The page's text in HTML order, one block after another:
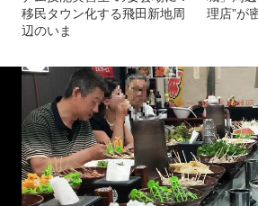
移民タウン化する飛田新地周
辺のいま
理店”が